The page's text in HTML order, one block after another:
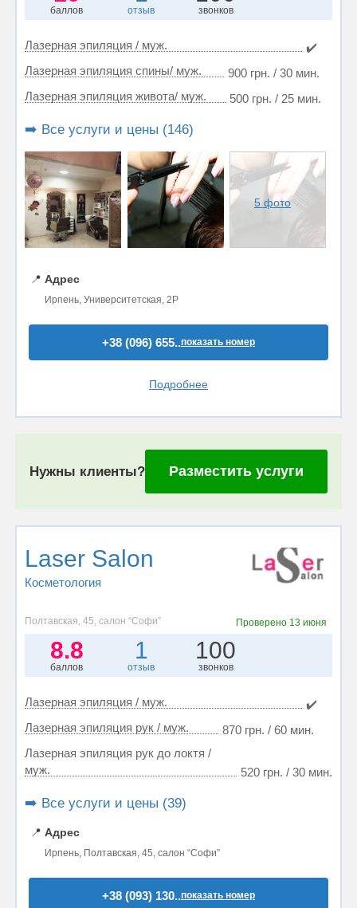
баллов отзыв звонков
Лазерная эпиляция / муж.
✔️
Лазерная эпиляция спины/ муж.
900 грн. / 30 мин.
Лазерная эпиляция живота/ муж.
500 грн. / 25 мин.
➡️ Все услуги и цены (146)
5 фото
📍 Адрес
Ирпень, Университетская, 2Р
+38 (096) 655..показать номер
Подробнее
Нужны клиенты? Разместить услуги
Laser Salon
Косметология
Полтавская, 45, салон “Софи” Проверено 13 июня
8.8
баллов
1
отзыв
100
звонков
Лазерная эпиляция / муж.
✔️
Лазерная эпиляция рук / муж.
870 грн. / 60 мин.
Лазерная эпиляция рук до локтя /
муж.
520 грн. / 30 мин.
➡️ Все услуги и цены (39)
📍 Адрес
Ирпень, Полтавская, 45, салон “Софи”
+38 (093) 130..показать номер